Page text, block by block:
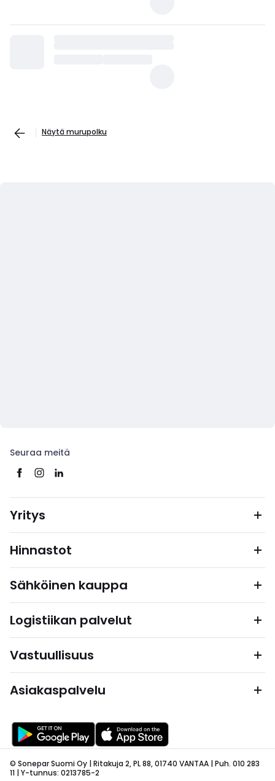
Näytä murupolku
Seuraa meitä
Yritys
Hinnastot
Sähköinen kauppa
Logistiikan palvelut
Vastuullisuus
Asiakaspalvelu
© Sonepar Suomi Oy | Ritakuja 2, PL 88, 01740 VANTAA | Puh. 010 283
11 | Y-tunnus: 0213785-2